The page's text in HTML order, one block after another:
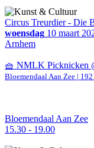
Circus Treurdier - Die
woensdag 10 maart
Arnhem
🧺 NMLK Picknicken
Bloemendaal Aan Zee |
Bloemendaal Aan Zee
15.30 - 19.00